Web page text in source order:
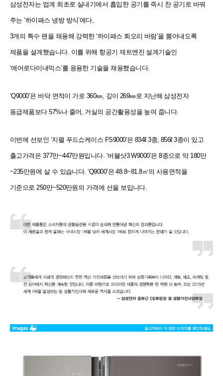
삼성전자는 업계 최초로 실내기에서 흡입한 공기를 즉시 찬 공기로 바꿔
주는 ‘하이패스 냉방 방식’에다,
3개의 특수 팬을 채용해 강력한 ‘하이패스 회오리 바람’을 뿜어내도록
제품을 설계했습니다. 이를 위해 항공기제트엔진 설계기술인
‘에어로다이내믹스’를 응용한 기술을 채용했습니다.
‘Q9000’은 바닥 면적이 가로 360㎜, 깊이 269㎜로 지난해 삼성전자
동급제품보다 57%나 줄어, 거실의 공간활용성을 높여 줍니다.
이번에 선보인 ‘지펠 푸드쇼케이스 FS9000’은 834ℓ 3종, 856ℓ 3종이 있고
출고가격은 377만~447만원입니다. ‘버블샷3 W9000’은 8종으로 약 180만
~235만원에 살 수 있습니다. ‘Q9000’은 48.8~81.8㎡의 사용면적을
기준으로 250만~520만원의 가격에 선을 보입니다.